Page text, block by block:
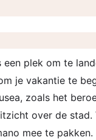
een plek om te
je vakantie te
zoals het
over de
mee te